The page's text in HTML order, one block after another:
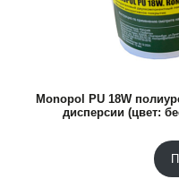
Monopol PU 18W
дисперсии (цвет: